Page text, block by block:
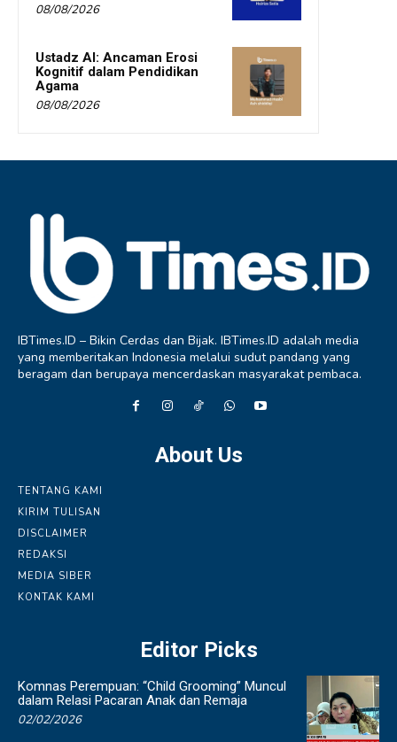
08/08/2026
Ustadz AI: Ancaman Erosi
Kognitif dalam Pendidikan
Agama
08/08/2026
IBTimes.ID – Bikin Cerdas dan Bijak. IBTimes.ID adalah media
yang memberitakan Indonesia melalui sudut pandang yang
beragam dan berupaya mencerdaskan masyarakat pembaca.
About Us
TENTANG KAMI
KIRIM TULISAN
DISCLAIMER
REDAKSI
MEDIA SIBER
KONTAK KAMI
Editor Picks
Komnas Perempuan: “Child Grooming” Muncul
dalam Relasi Pacaran Anak dan Remaja
02/02/2026